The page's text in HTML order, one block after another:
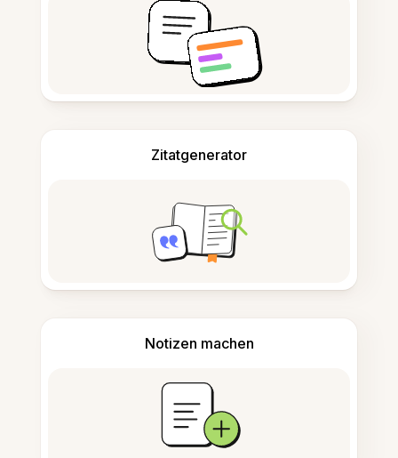
Zitatgenerator
Notizen machen